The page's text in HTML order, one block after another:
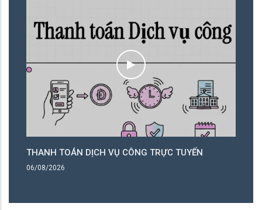
THANH TOÁN DỊCH VỤ CÔNG TRỰC TUYẾN
06/08/2026